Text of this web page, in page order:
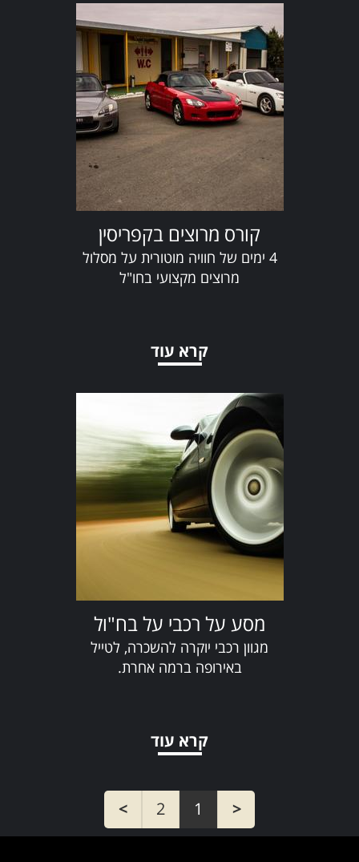
קורס מרוצים בקפריסין
4 ימים של חוויה מוטורית על מסלול
מרוצים מקצועי בחו"ל
קרא עוד
מסע על רכבי על בח"ול
מגוון רכבי יוקרה להשכרה, לטייל
באירופה ברמה אחרת.
קרא עוד
<
1
2
>